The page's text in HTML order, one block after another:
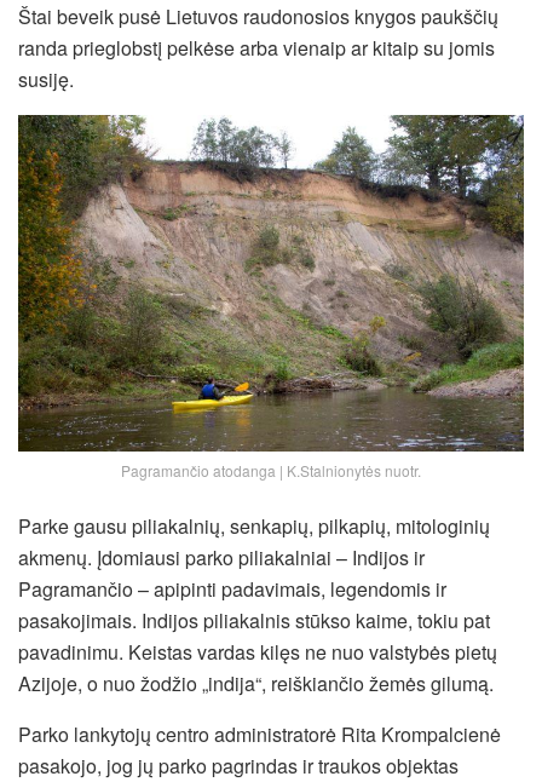
Štai beveik pusė Lietuvos raudonosios knygos paukščių
randa prieglobstį pelkėse arba vienaip ar kitaip su jomis
susiję.
Pagramančio atodanga | K.Stalnionytės nuotr.
Parke gausu piliakalnių, senkapių, pilkapių, mitologinių
akmenų. Įdomiausi parko piliakalniai – Indijos ir
Pagramančio – apipinti padavimais, legendomis ir
pasakojimais. Indijos piliakalnis stūkso kaime, tokiu pat
pavadinimu. Keistas vardas kilęs ne nuo valstybės pietų
Azijoje, o nuo žodžio „indija“, reiškiančio žemės gilumą.
Parko lankytojų centro administratorė Rita Krompalcienė
pasakojo, jog jų parko pagrindas ir traukos objektas